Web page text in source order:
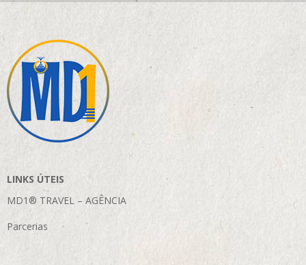
LINKS ÚTEIS
MD1® TRAVEL – AGÊNCIA
Parcerias